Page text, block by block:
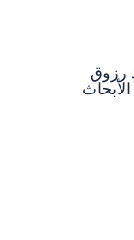
رزوق